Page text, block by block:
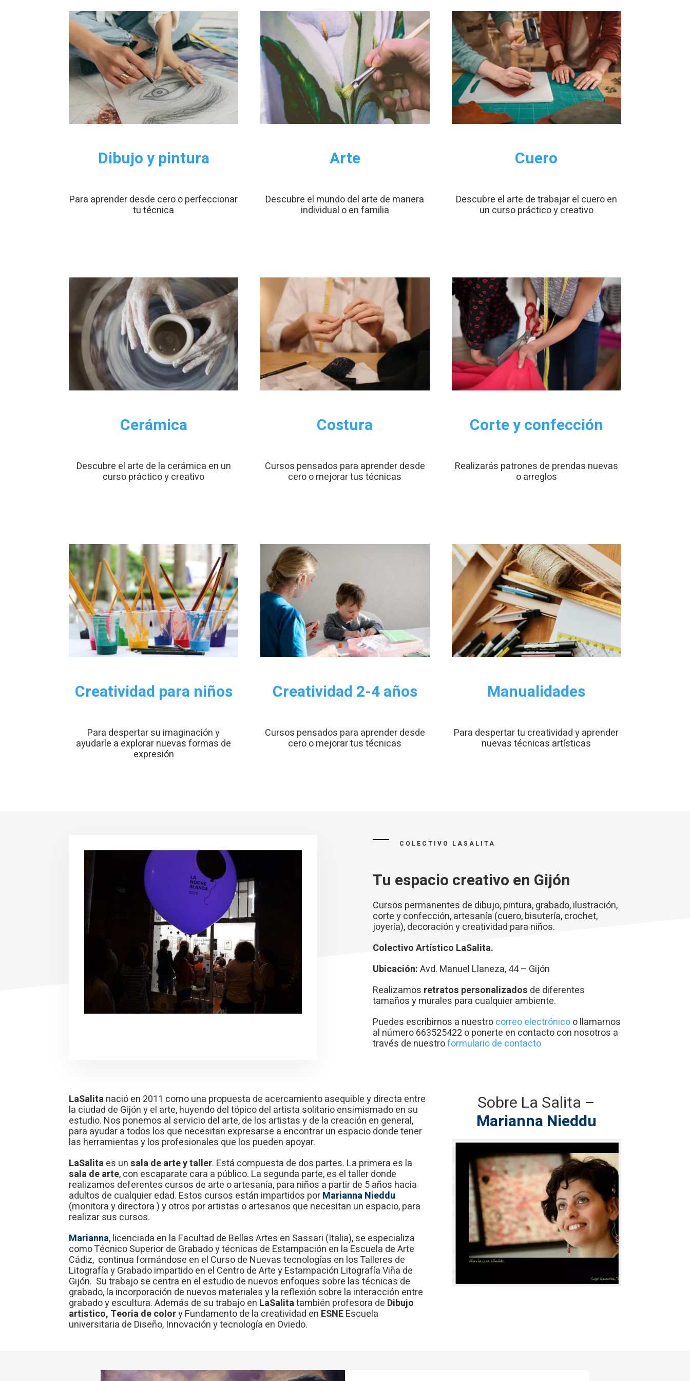
Dibujo y pintura
Para aprender desde cero o perfeccionar
tu técnica
Arte
Descubre el mundo del arte de manera
individual o en familia
Cuero
Descubre el arte de trabajar el cuero en
un curso práctico y creativo
Cerámica
Descubre el arte de la cerámica en un
curso práctico y creativo
Costura
Cursos pensados para aprender desde
cero o mejorar tus técnicas
Corte y confección
Realizarás patrones de prendas nuevas
o arreglos
Creatividad para niños
Para despertar su imaginación y
ayudarle a explorar nuevas formas de
expresión
Creatividad 2-4 años
Cursos pensados para aprender desde
cero o mejorar tus técnicas
Manualidades
Para despertar tu creatividad y aprender
nuevas técnicas artísticas
COLECTIVO LASALITA
Tu espacio creativo en Gijón
Cursos permanentes de dibujo, pintura, grabado, ilustración,
corte y confección, artesanía (cuero, bisutería, crochet,
joyería), decoración y creatividad para niños.
Colectivo Artístico LaSalita.
Ubicación:Avd. Manuel Llaneza, 44 – Gijón
Realizamos retratos personalizados de diferentes
tamaños y murales para cualquier ambiente.
Puedes escribirnos a nuestrocorreo electrónicoo llamarnos
al número663525422 o ponerte en contacto con nosotros a
través de nuestroformulario de contacto
LaSalitanació en 2011 como una propuesta de acercamiento asequible y directa entre
la ciudad de Gijón y el arte, huyendo del tópico del artista solitario ensimismado en su
estudio. Nos ponemos al servicio del arte, de los artistas y de la creación en general,
para ayudar a todos los que necesitan expresarse a encontrar un espacio donde tener
las herramientas y los profesionales que los pueden apoyar.
LaSalitaes unsala de arte y taller. Está compuesta de dos partes. La primera es la
sala de arte, con escaparate cara a público. La segunda parte, es el taller donde
realizamos deferentes cursos de arte o artesanía, para niños a partir de 5 años hacia
adultos de cualquier edad. Estos cursos están impartidos porMarianna Nieddu
(monitora y directora ) y otros por artistas o artesanos que necesitan un espacio, para
realizar sus cursos.
Marianna, licenciada en la Facultad de Bellas Artes en Sassari (Italia), se especializa
como Técnico Superior de Grabado y técnicas de Estampación en la Escuela de Arte
Cádiz, continua formándose en el Curso de Nuevas tecnologías en los Talleres de
Litografía y Grabado impartido en el Centro de Arte y Estampación Litografía Viña de
Gijón. Su trabajo se centra en el estudio de nuevos enfoques sobre las técnicas de
grabado, la incorporación de nuevos materiales y la reflexión sobre la interacción entre
grabado y escultura. Además de su trabajo en LaSalitatambién profesora de Dibujo
artistico, Teoria de colory Fundamento de la creatividad en ESNEEscuela
universitaria de Diseño, Innovación y tecnología en Oviedo.
Sobre La Salita –
Marianna Nieddu
podamos
mejorar la
funcionalidad
y estructura
de la web, en
base a cómo
se usa la web.
mejor posible
durante tu
funcionalidades
desaparecerán
de la web.